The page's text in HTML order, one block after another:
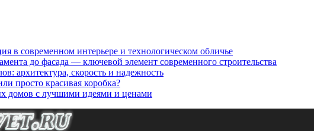
в современном интерьере и технологическом обличье
до фасада — ключевой элемент современного строительства
архитектура, скорость и надежность
просто красивая коробка?
домов с лучшими идеями и ценами